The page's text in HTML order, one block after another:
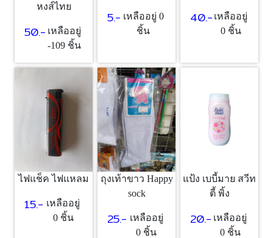
หงส์ไทย
50.- เหลืออยู่
-109 ชิ้น
5.- เหลืออยู่ 0
ชิ้น
40.- เหลืออยู่
0 ชิ้น
ไฟแช็ค ไฟแหลม
15.- เหลืออยู่
0 ชิ้น
ถุงเท้าขาว Happy
sock
25.- เหลืออยู่
0 ชิ้น
แป้ง เบบี้มาย สวีท
ตี้ พิ้ง
20.- เหลืออยู่
0 ชิ้น